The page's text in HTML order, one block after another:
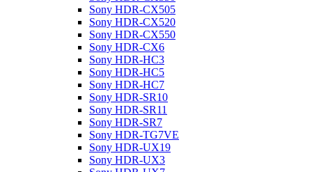
Sony HDR-CX505
Sony HDR-CX520
Sony HDR-CX550
Sony HDR-CX6
Sony HDR-HC3
Sony HDR-HC5
Sony HDR-HC7
Sony HDR-SR10
Sony HDR-SR11
Sony HDR-SR7
Sony HDR-TG7VE
Sony HDR-UX19
Sony HDR-UX3